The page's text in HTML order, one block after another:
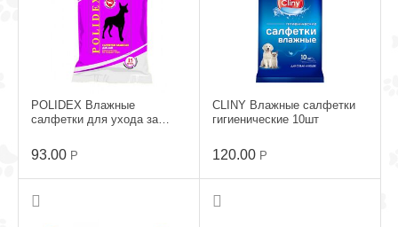
POLIDEX Влажные
салфетки для ухода за
93.00 Р
CLINY Влажные салфетки
гигиенические 10шт
120.00 Р